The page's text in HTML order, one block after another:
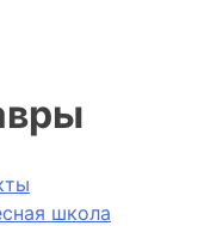
школа